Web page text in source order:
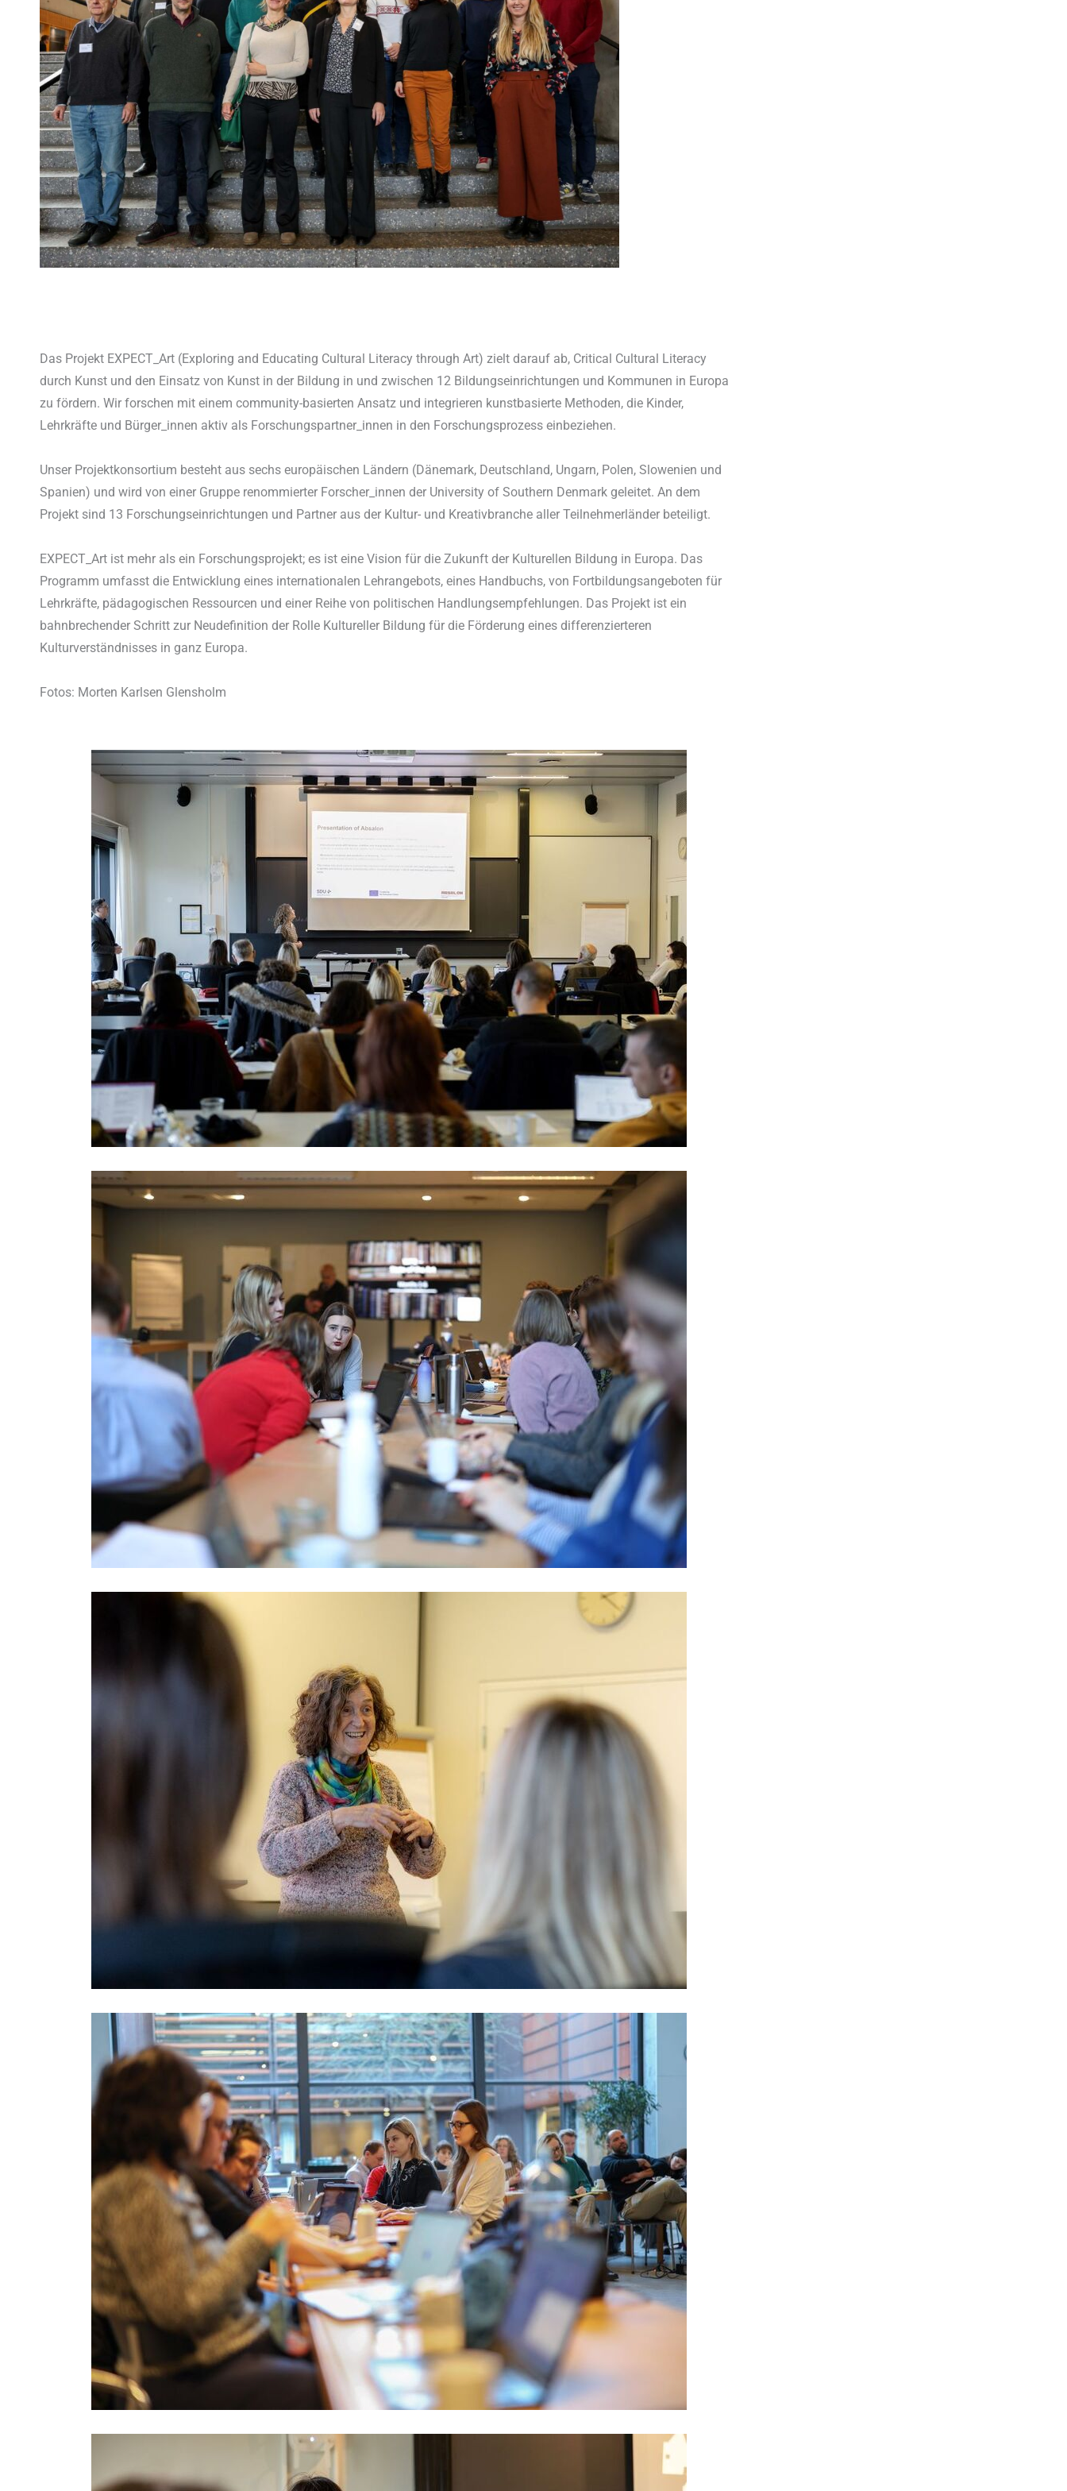
Das Projekt EXPECT_Art (Exploring and Educating Cultural Literacy through Art) zielt darauf ab, Critical Cultural Literacy
durch Kunst und den Einsatz von Kunst in der Bildung in und zwischen 12 Bildungseinrichtungen und Kommunen in Europa
zu fördern. Wir forschen mit einem community-basierten Ansatz und integrieren kunstbasierte Methoden, die Kinder,
Lehrkräfte und Bürger_innen aktiv als Forschungspartner_innen in den Forschungsprozess einbeziehen.
Unser Projektkonsortium besteht aus sechs europäischen Ländern (Dänemark, Deutschland, Ungarn, Polen, Slowenien und
Spanien) und wird von einer Gruppe renommierter Forscher_innen der University of Southern Denmark geleitet. An dem
Projekt sind 13 Forschungseinrichtungen und Partner aus der Kultur- und Kreativbranche aller Teilnehmerländer beteiligt.
EXPECT_Art ist mehr als ein Forschungsprojekt; es ist eine Vision für die Zukunft der Kulturellen Bildung in Europa. Das
Programm umfasst die Entwicklung eines internationalen Lehrangebots, eines Handbuchs, von Fortbildungsangeboten für
Lehrkräfte, pädagogischen Ressourcen und einer Reihe von politischen Handlungsempfehlungen. Das Projekt ist ein
bahnbrechender Schritt zur Neudefinition der Rolle Kultureller Bildung für die Förderung eines differenzierteren
Kulturverständnisses in ganz Europa.
Fotos: Morten Karlsen Glensholm